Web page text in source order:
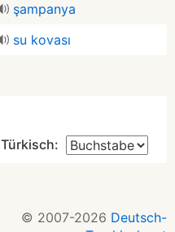
şampanya
su kovası
Türkisch:
© 2007-2026 Deutsch-